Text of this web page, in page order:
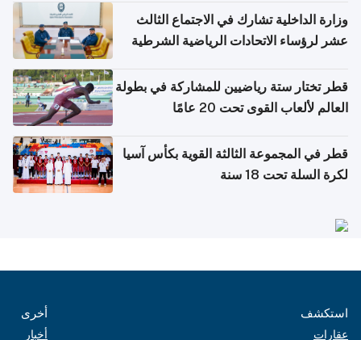
وزارة الداخلية تشارك في الاجتماع الثالث
عشر لرؤساء الاتحادات الرياضية الشرطية
قطر تختار ستة رياضيين للمشاركة في بطولة
العالم لألعاب القوى تحت 20 عامًا
قطر في المجموعة الثالثة القوية بكأس آسيا
لكرة السلة تحت 18 سنة
استكشف
عقارات
أخرى
أخبار